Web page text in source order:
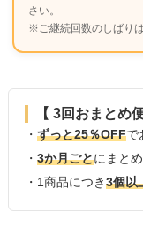
さい。
※ご継続回数のしばりは
【 3回おまとめ
・ ずっと25％OFFで
・ 3か月ごとにまと
・1商品につき 3個以